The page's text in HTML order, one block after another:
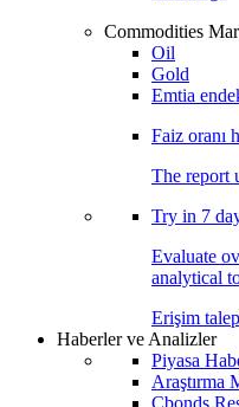
Commodities
Oil
Gold
Emtia
Faiz oranı
The report
Try in 7
Evaluate
analytical
Erişim
Haberler ve Analizler
Piyasa
Araştırma
Cbonds